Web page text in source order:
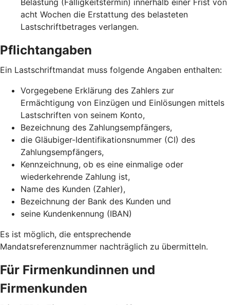
Belastung (Fälligkeitstermin) innerhalb einer Frist von
acht Wochen die Erstattung des belasteten
Lastschriftbetrages verlangen.
Pflichtangaben
Ein Lastschriftmandat muss folgende Angaben enthalten:
Vorgegebene Erklärung des Zahlers zur
Ermächtigung von Einzügen und Einlösungen mittels
Lastschriften von seinem Konto,
Bezeichnung des Zahlungsempfängers,
die Gläubiger-Identifikationsnummer (CI) des
Zahlungsempfängers,
Kennzeichnung, ob es eine einmalige oder
wiederkehrende Zahlung ist,
Name des Kunden (Zahler),
Bezeichnung der Bank des Kunden und
seine Kundenkennung (IBAN)
Es ist möglich, die entsprechende
Mandatsreferenznummer nachträglich zu übermitteln.
Für Firmenkundinnen und
Firmenkunden